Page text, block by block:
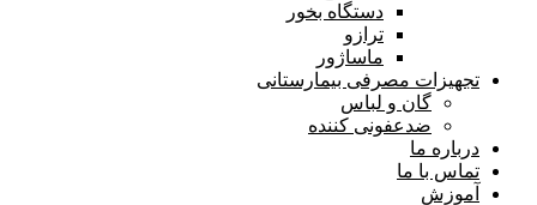
دستگاه بخور
ترازو
ماساژور
تجهیزات مصرفی بیمارستانی
گان و لباس
ضدعفونی کننده
درباره ما
تماس با ما
آموزش